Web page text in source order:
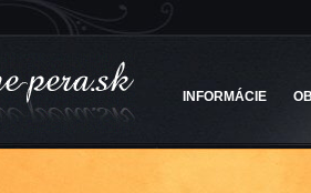
INFORMÁCIE